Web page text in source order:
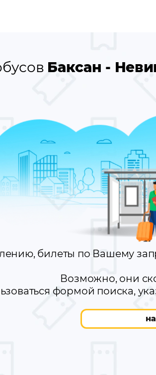
Баксан -
билеты по Вашему
Возможно, они
формой поиска,